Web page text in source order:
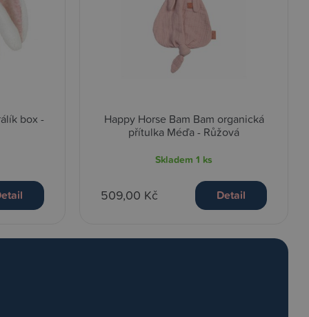
box -
Happy Horse Bam Bam organická
přítulka Méďa - Růžová
Skladem1 ks
509,00 Kč Detail